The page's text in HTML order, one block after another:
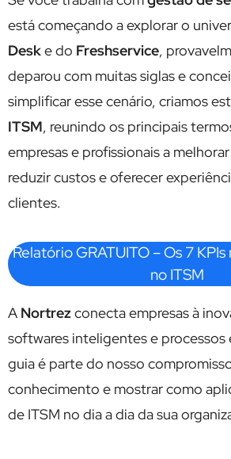
está começando a explorar o
Deske do Freshservice,
deparou com muitas siglas e
simplificar esse cenário, criamos
ITSM, reunindo os principais
empresas e profissionais a
reduzir custos e oferecer
clientes.
Relatório GRATUITO – Os 7
no ITSM
A Nortrezconecta empresas à
softwares inteligentes e processos
guia é parte do nosso
conhecimento e mostrar como
de ITSM no dia a dia da sua